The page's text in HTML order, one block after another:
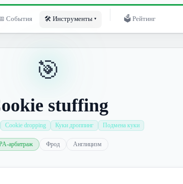
События 🛠 Инструменты ▾ 🗳 Рейтинг
🎯
stuffing
Cookie dropping Куки дроппинг Подмена куки
арбитраж Фрод Англицизм